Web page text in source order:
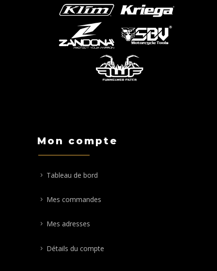
Mon compte
Tableau de bord
Mes commandes
Mes adresses
Détails du compte